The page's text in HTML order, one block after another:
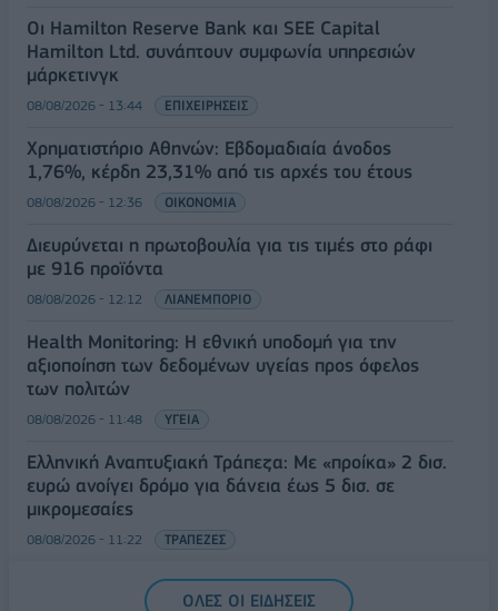
Οι Hamilton Reserve Bank και SEE Capital
Hamilton Ltd. συνάπτουν συμφωνία υπηρεσιών
μάρκετινγκ
08/08/2026 - 13:44 ΕΠΙΧΕΙΡΗΣΕΙΣ
Χρηματιστήριο Αθηνών: Εβδομαδιαία άνοδος
1,76%, κέρδη 23,31% από τις αρχές του έτους
08/08/2026 - 12:36 ΟΙΚΟΝΟΜΙΑ
Διευρύνεται η πρωτοβουλία για τις τιμές στο ράφι
με 916 προϊόντα
08/08/2026 - 12:12 ΛΙΑΝΕΜΠΟΡΙΟ
Health Monitoring: Η εθνική υποδομή για την
αξιοποίηση των δεδομένων υγείας προς όφελος
των πολιτών
08/08/2026 - 11:48 ΥΓΕΙΑ
Ελληνική Αναπτυξιακή Τράπεζα: Με «προίκα» 2 δισ.
ευρώ ανοίγει δρόμο για δάνεια έως 5 δισ. σε
μικρομεσαίες
08/08/2026 - 11:22 ΤΡΑΠΕΖΕΣ
5G παντού, 6G στον ορίζοντα: Πού βρίσκεται η
Ελλάδα στη μεγάλη τεχνολογική μετάβαση
ΟΛΕΣ ΟΙ ΕΙΔΗΣΕΙΣ